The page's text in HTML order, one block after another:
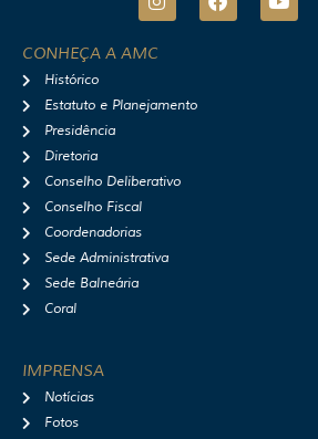
n
t
r
a
o
CONHEÇA A AMC
Histórico
Estatuto e Planejamento
Presidência
Diretoria
Conselho Deliberativo
Conselho Fiscal
Coordenadorias
Sede Administrativa
Sede Balneária
Coral
IMPRENSA
Notícias
Fotos